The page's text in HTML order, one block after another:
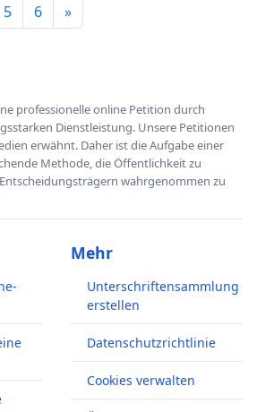
5 6 »
professionelle online Petition durch
Dienstleistung. Unsere Petitionen
erwähnt. Daher ist die Aufgabe einer
Methode, die Öffentlichkeit zu
wahrgenommen zu
Mehr
Unterschriftensammlung
erstellen
Datenschutzrichtlinie
Cookies verwalten